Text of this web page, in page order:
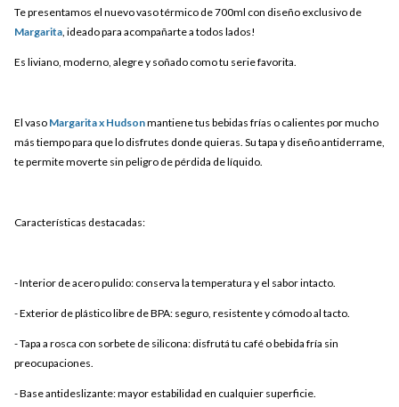
Te presentamos el nuevo vaso térmico de 700ml con diseño exclusivo de
Margarita, ideado para acompañarte a todos lados!
Es liviano, moderno, alegre y soñado como tu serie favorita.
El vaso Margarita x Hudsonmantiene tus bebidas frías o calientes por mucho
más tiempo para que lo disfrutes donde quieras. Su tapa y diseño antiderrame,
te permite moverte sin peligro de pérdida de líquido.
Características destacadas:
- Interior de acero pulido: conserva la temperatura y el sabor intacto.
- Exterior de plástico libre de BPA: seguro, resistente y cómodo al tacto.
- Tapa a rosca con sorbete de silicona: disfrutá tu café o bebida fría sin
preocupaciones.
- Base antideslizante: mayor estabilidad en cualquier superficie.